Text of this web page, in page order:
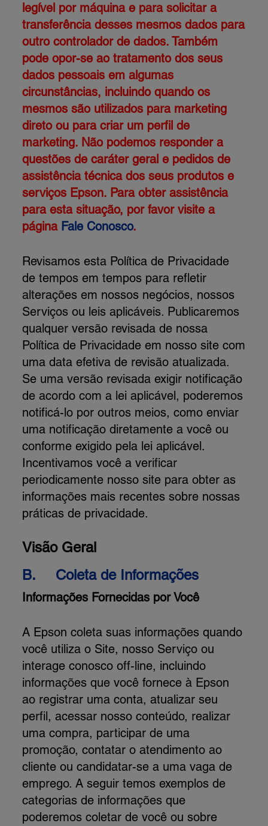
legível por máquina e para solicitar a
transferência desses mesmos dados para
outro controlador de dados. Também
pode opor-se ao tratamento dos seus
dados pessoais em algumas
circunstâncias, incluindo quando os
mesmos são utilizados para marketing
direto ou para criar um perfil de
marketing. Não podemos responder a
questões de caráter geral e pedidos de
assistência técnica dos seus produtos e
serviços Epson. Para obter assistência
para esta situação, por favor visite a
página Fale Conosco.
Revisamos esta Política de Privacidade
de tempos em tempos para refletir
alterações em nossos negócios, nossos
Serviços ou leis aplicáveis. Publicaremos
qualquer versão revisada de nossa
Política de Privacidade em nosso site com
uma data efetiva de revisão atualizada.
Se uma versão revisada exigir notificação
de acordo com a lei aplicável, poderemos
notificá-lo por outros meios, como enviar
uma notificação diretamente a você ou
conforme exigido pela lei aplicável.
Incentivamos você a verificar
periodicamente nosso site para obter as
informações mais recentes sobre nossas
práticas de privacidade.
Visão Geral
B.
Coleta de Informações
Informações Fornecidas por Você
A Epson coleta suas informações quando
você utiliza o Site, nosso Serviço ou
interage conosco off-line, incluindo
informações que você fornece à Epson
ao registrar uma conta, atualizar seu
perfil, acessar nosso conteúdo, realizar
uma compra, participar de uma
promoção, contatar o atendimento ao
cliente ou candidatar-se a uma vaga de
emprego. A seguir temos exemplos de
categorias de informações que
poderemos coletar de você ou sobre